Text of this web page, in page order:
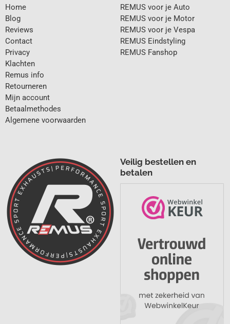
REMUS voor je Auto
REMUS voor je Motor
REMUS voor je Vespa
REMUS Eindstyling
REMUS Fanshop
Home
Blog
Reviews
Contact
Privacy
Klachten
Remus info
Retourneren
Mijn account
Betaalmethodes
Algemene voorwaarden
Veilig bestellen en
betalen